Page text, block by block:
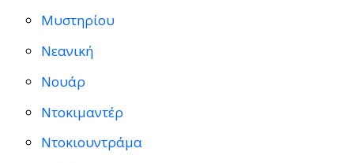
Μυστηρίου
Νεανική
Νουάρ
Ντοκιμαντέρ
Ντοκιουντράμα